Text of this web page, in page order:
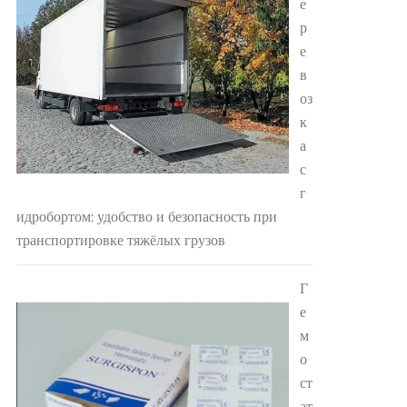
е
р
е
в
оз
к
а
с
г
идробортом: удобство и безопасность при
транспортировке тяжёлых грузов
Г
е
м
о
ст